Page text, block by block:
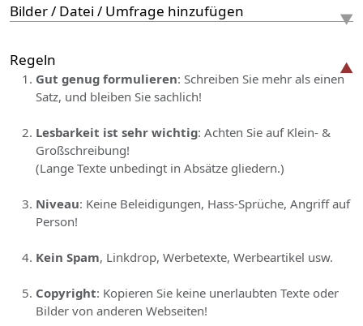
Bilder / Datei / Umfrage hinzufügen
Regeln
Gut genug formulieren: Schreiben Sie mehr als einen
Satz, und bleiben Sie sachlich!
Lesbarkeit ist sehr wichtig: Achten Sie auf Klein- &
Großschreibung!
(Lange Texte unbedingt in Absätze gliedern.)
Niveau: Keine Beleidigungen, Hass-Sprüche, Angriff auf
Person!
Kein Spam, Linkdrop, Werbetexte, Werbeartikel usw.
Copyright: Kopieren Sie keine unerlaubten Texte oder
Bilder von anderen Webseiten!